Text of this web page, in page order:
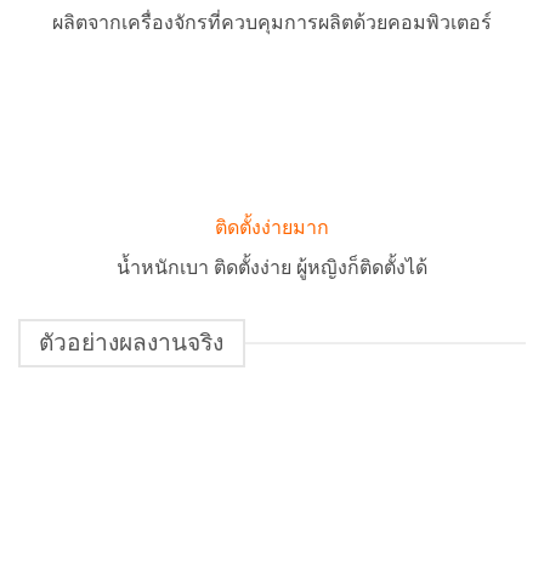
ผลิตจากเครื่องจักรที่ควบคุมการผลิตด้วยคอมพิวเตอร์
ติดตั้งง่ายมาก
น้ำหนักเบา ติดตั้งง่าย ผู้หญิงก็ติดตั้งได้
ตัวอย่างผลงานจริง